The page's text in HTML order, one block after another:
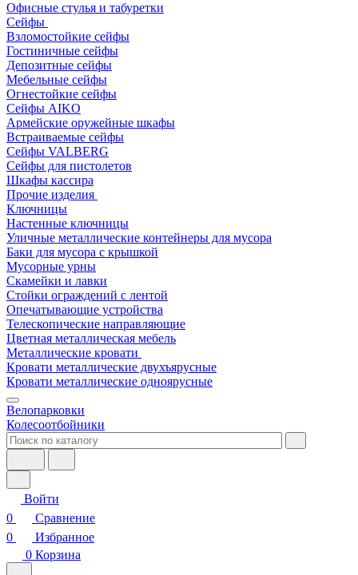
Офисные стулья и табуретки
Сейфы
Взломостойкие сейфы
Гостиничные сейфы
Депозитные сейфы
Мебельные сейфы
Огнестойкие сейфы
Сейфы AIKO
Армейские оружейные шкафы
Встраиваемые сейфы
Сейфы VALBERG
Сейфы для пистолетов
Шкафы кассира
Прочие изделия
Ключницы
Настенные ключницы
Уличные металлические контейнеры для мусора
Баки для мусора с крышкой
Мусорные урны
Скамейки и лавки
Стойки ограждений с лентой
Опечатывающие устройства
Телескопические направляющие
Цветная металлическая мебель
Металлические кровати
Кровати металлические двухъярусные
Кровати металлические одноярусные
Велопарковки
Колесоотбойники
Войти
0
Сравнение
0
Избранное
0 Корзина